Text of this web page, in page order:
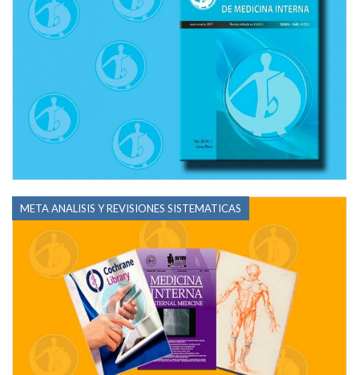
META ANALISIS Y REVISIONES SISTEMATICAS